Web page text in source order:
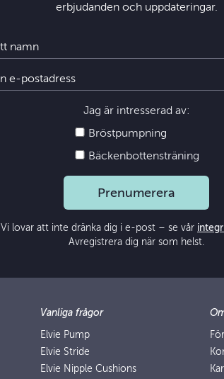
erbjudanden och uppdateringar.
Jag är intresserad av:
Bröstpumpning
Bäckenbottensträning
Prenumerera
Vi lovar att inte dränka dig i e-post – se vår
Avregistrera dig när som helst.
Vanliga frågor
Elvie Pump
Elvie Stride
Elvie Nipple Cushions